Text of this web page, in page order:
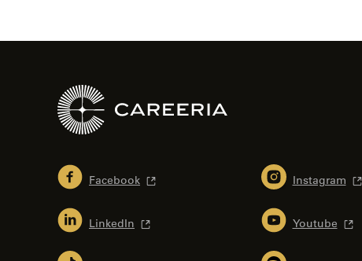
Facebook Instagram
LinkedIn Youtube